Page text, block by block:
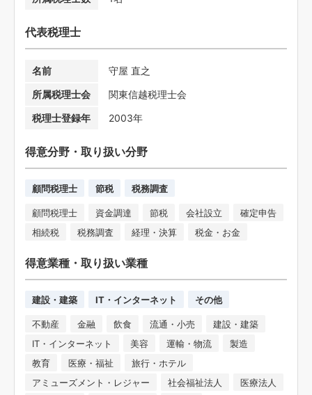
代表税理士
名前
守屋 直之
所属税理士会
関東信越税理士会
税理士登録年
2003年
得意分野・取り扱い分野
顧問税理士 節税 税務調査
顧問税理士 資金調達 節税 会社設立
確定申告
相続税
税務調査 経理・決算 税金・お金
得意業種・取り扱い業種
建設・建築 IT・インターネット その他
不動産 金融 飲食 流通・小売
建設・建築
IT・インターネット
美容 運輸・物流
製造
教育
医療・福祉
旅行・ホテル
アミューズメント・レジャー
社会福祉法人
医療法人